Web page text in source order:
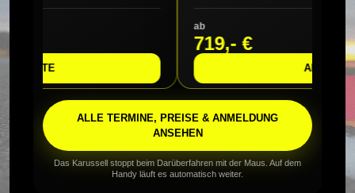
719,- €
ANMELDEN
ALLE TERMINE, PREISE & ANMELDUNG
ANSEHEN
Das Karussell stoppt beim Darüberfahren mit der Maus. Auf dem
Handy läuft es automatisch weiter.